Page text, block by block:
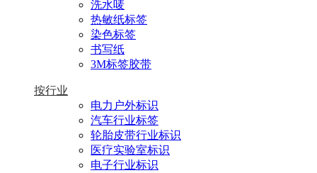
洗水唛
热敏纸标签
染色标签
书写纸
3M标签胶带
按行业
电力户外标识
汽车行业标签
轮胎皮带行业标识
医疗实验室标识
电子行业标识